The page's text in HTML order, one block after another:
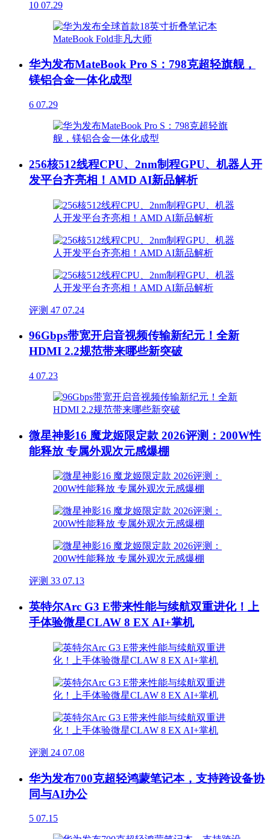
10 07.29
华为发布MateBook Pro S：798克超轻旗舰，
镁铝合金一体化成型
6 07.29
256核512线程CPU、2nm制程GPU、机器人开
发平台齐亮相！AMD AI新品解析
评测 47 07.24
96Gbps带宽开启音视频传输新纪元！全新
HDMI 2.2规范带来哪些新突破
4 07.23
微星神影16 魔龙姬限定款 2026评测：200W性
能释放 专属外观次元感爆棚
评测 33 07.13
英特尔Arc G3 E带来性能与续航双重进化！上
手体验微星CLAW 8 EX AI+掌机
评测 24 07.08
华为发布700克超轻鸿蒙笔记本，支持跨设备协
同与AI办公
5 07.15